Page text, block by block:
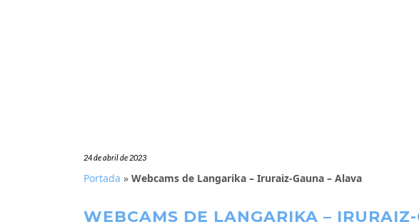
24 de abril de 2023
Portada » Webcams de Langarika – Iruraiz-Gauna – Alava
WEBCAMS DE LANGARIKA –